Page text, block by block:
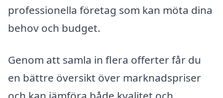
professionella företag som kan möta dina
behov och budget.
Genom att samla in flera offerter får du
en bättre översikt över marknadspriser